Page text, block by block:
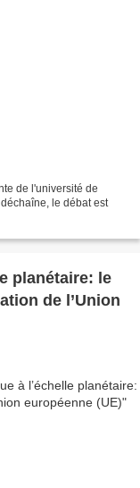
de l'université de
le débat est
planétaire: le
de l’Union